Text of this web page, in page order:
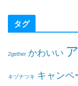
タグ
2gether かわいい
キヅナツキ キャンペ